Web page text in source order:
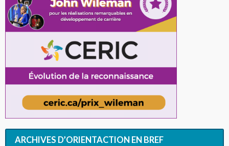
ARCHIVES D’ORIENTACTION EN BREF